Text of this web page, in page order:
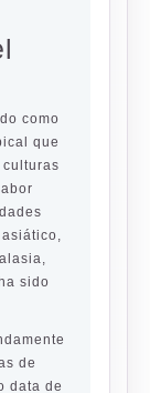
como
que
sido
de
data de